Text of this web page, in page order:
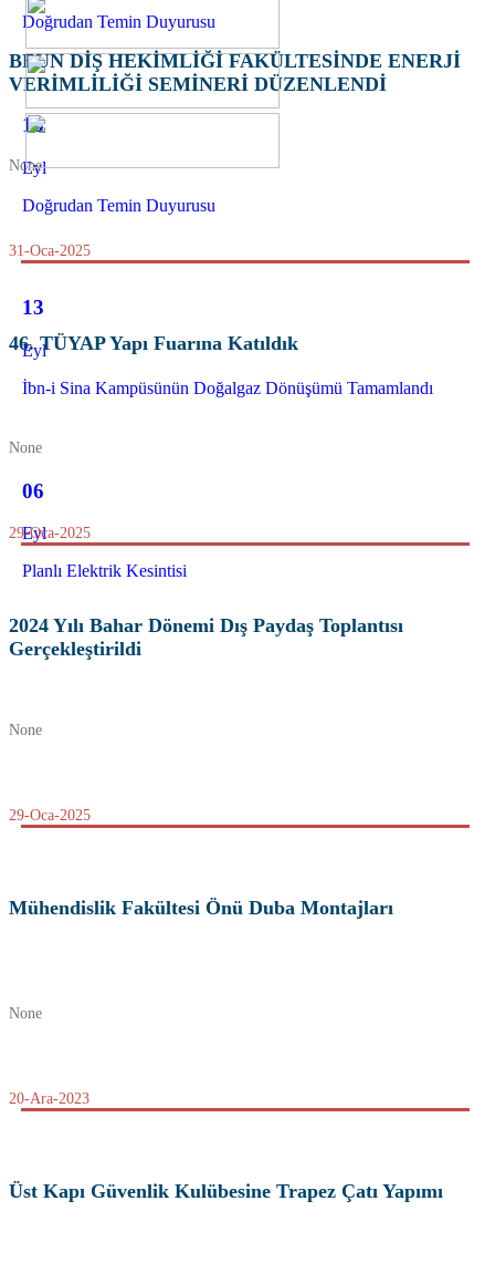
Doğrudan Temin Duyurusu
15
Eyl
Doğrudan Temin Duyurusu
13
Eyl
İbn-i Sina Kampüsünün Doğalgaz Dönüşümü Tamamlandı
06
Eyl
Planlı Elektrik Kesintisi
BEUN DİŞ HEKİMLİĞİ FAKÜLTESİNDE ENERJİ
VERİMLİLİĞİ SEMİNERİ DÜZENLENDİ
None
31-Oca-2025
46. TÜYAP Yapı Fuarına Katıldık
None
29-Oca-2025
2024 Yılı Bahar Dönemi Dış Paydaş Toplantısı
Gerçekleştirildi
None
29-Oca-2025
Mühendislik Fakültesi Önü Duba Montajları
None
20-Ara-2023
Üst Kapı Güvenlik Kulübesine Trapez Çatı Yapımı